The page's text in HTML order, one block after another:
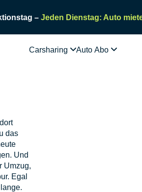
– Jeden Dienstag: Auto
Carsharing Auto Abo
das
Und
Umzug,
Egal